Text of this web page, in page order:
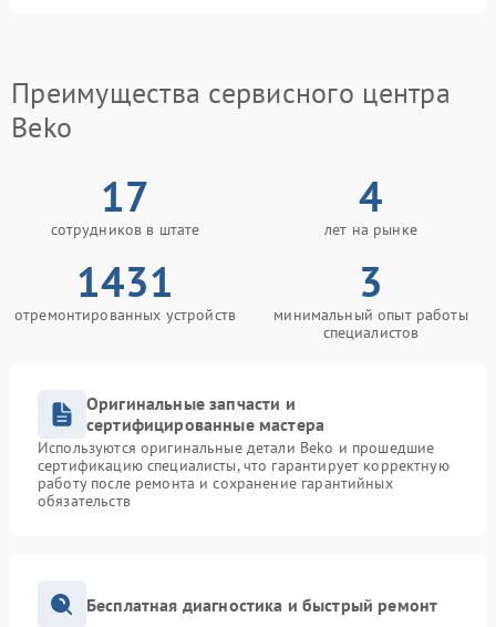
Преимущества сервисного центра
Beko
17
сотрудников в штате
4
лет на рынке
1431
отремонтированных устройств
3
минимальный опыт работы
специалистов
Оригинальные запчасти и
сертифицированные мастера
Используются оригинальные детали Beko и прошедшие
сертификацию специалисты, что гарантирует корректную
работу после ремонта и сохранение гарантийных
обязательств
Бесплатная диагностика и быстрый ремонт